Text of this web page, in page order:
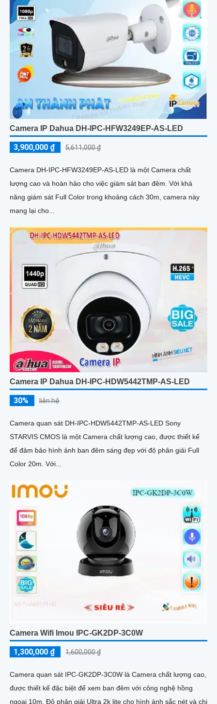
Camera IP Dahua DH-IPC-HFW3249EP-AS-LED
3,900,000 ₫ 5,611,000 ₫
Camera DH-IPC-HFW3249EP-AS-LED là một Camera chất
lượng cao và hoàn hảo cho việc giám sát ban đêm. Với khả
năng giám sát Full Color trong khoảng cách 30m, camera này
mang lại cho...
Camera IP Dahua DH-IPC-HDW5442TMP-AS-LED
30% liên hệ
Camera quan sát DH-IPC-HDW5442TMP-AS-LED Sony
STARVIS CMOS là một Camera chất lượng cao, được thiết kế
để đảm bảo hình ảnh ban đêm sáng đẹp với độ phân giải Full
Color 20m. Với...
Camera Wifi Imou IPC-GK2DP-3C0W
1,300,000 ₫ 1,600,000 ₫
Camera quan sát IPC-GK2DP-3C0W là Camera chất lượng cao,
được thiết kế đặc biệt để xem ban đêm với công nghệ hồng
ngoại 10m. Độ phân giải Ultra 2k lite cho hình ảnh sắc nét và chi